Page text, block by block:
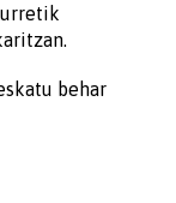
behar